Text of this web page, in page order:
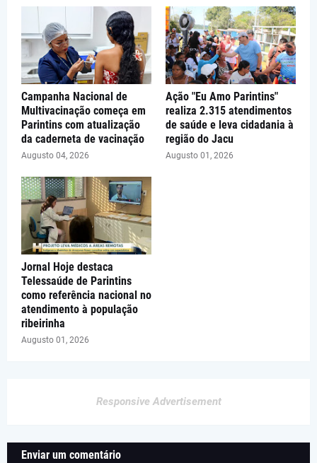
Campanha Nacional de
Multivacinação começa em
Parintins com atualização
da caderneta de vacinação
Augusto 04, 2026
Ação "Eu Amo Parintins"
realiza 2.315 atendimentos
de saúde e leva cidadania à
região do Jacu
Augusto 01, 2026
Jornal Hoje destaca
Telessaúde de Parintins
como referência nacional no
atendimento à população
ribeirinha
Augusto 01, 2026
Responsive Advertisement
Enviar um comentário